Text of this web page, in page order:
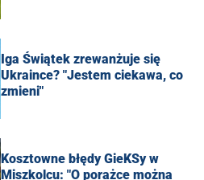
Iga Świątek zrewanżuje się
Ukraince? "Jestem ciekawa, co
zmieni"
Kosztowne błędy GieKSy w
Miszkolcu: "O porażce można